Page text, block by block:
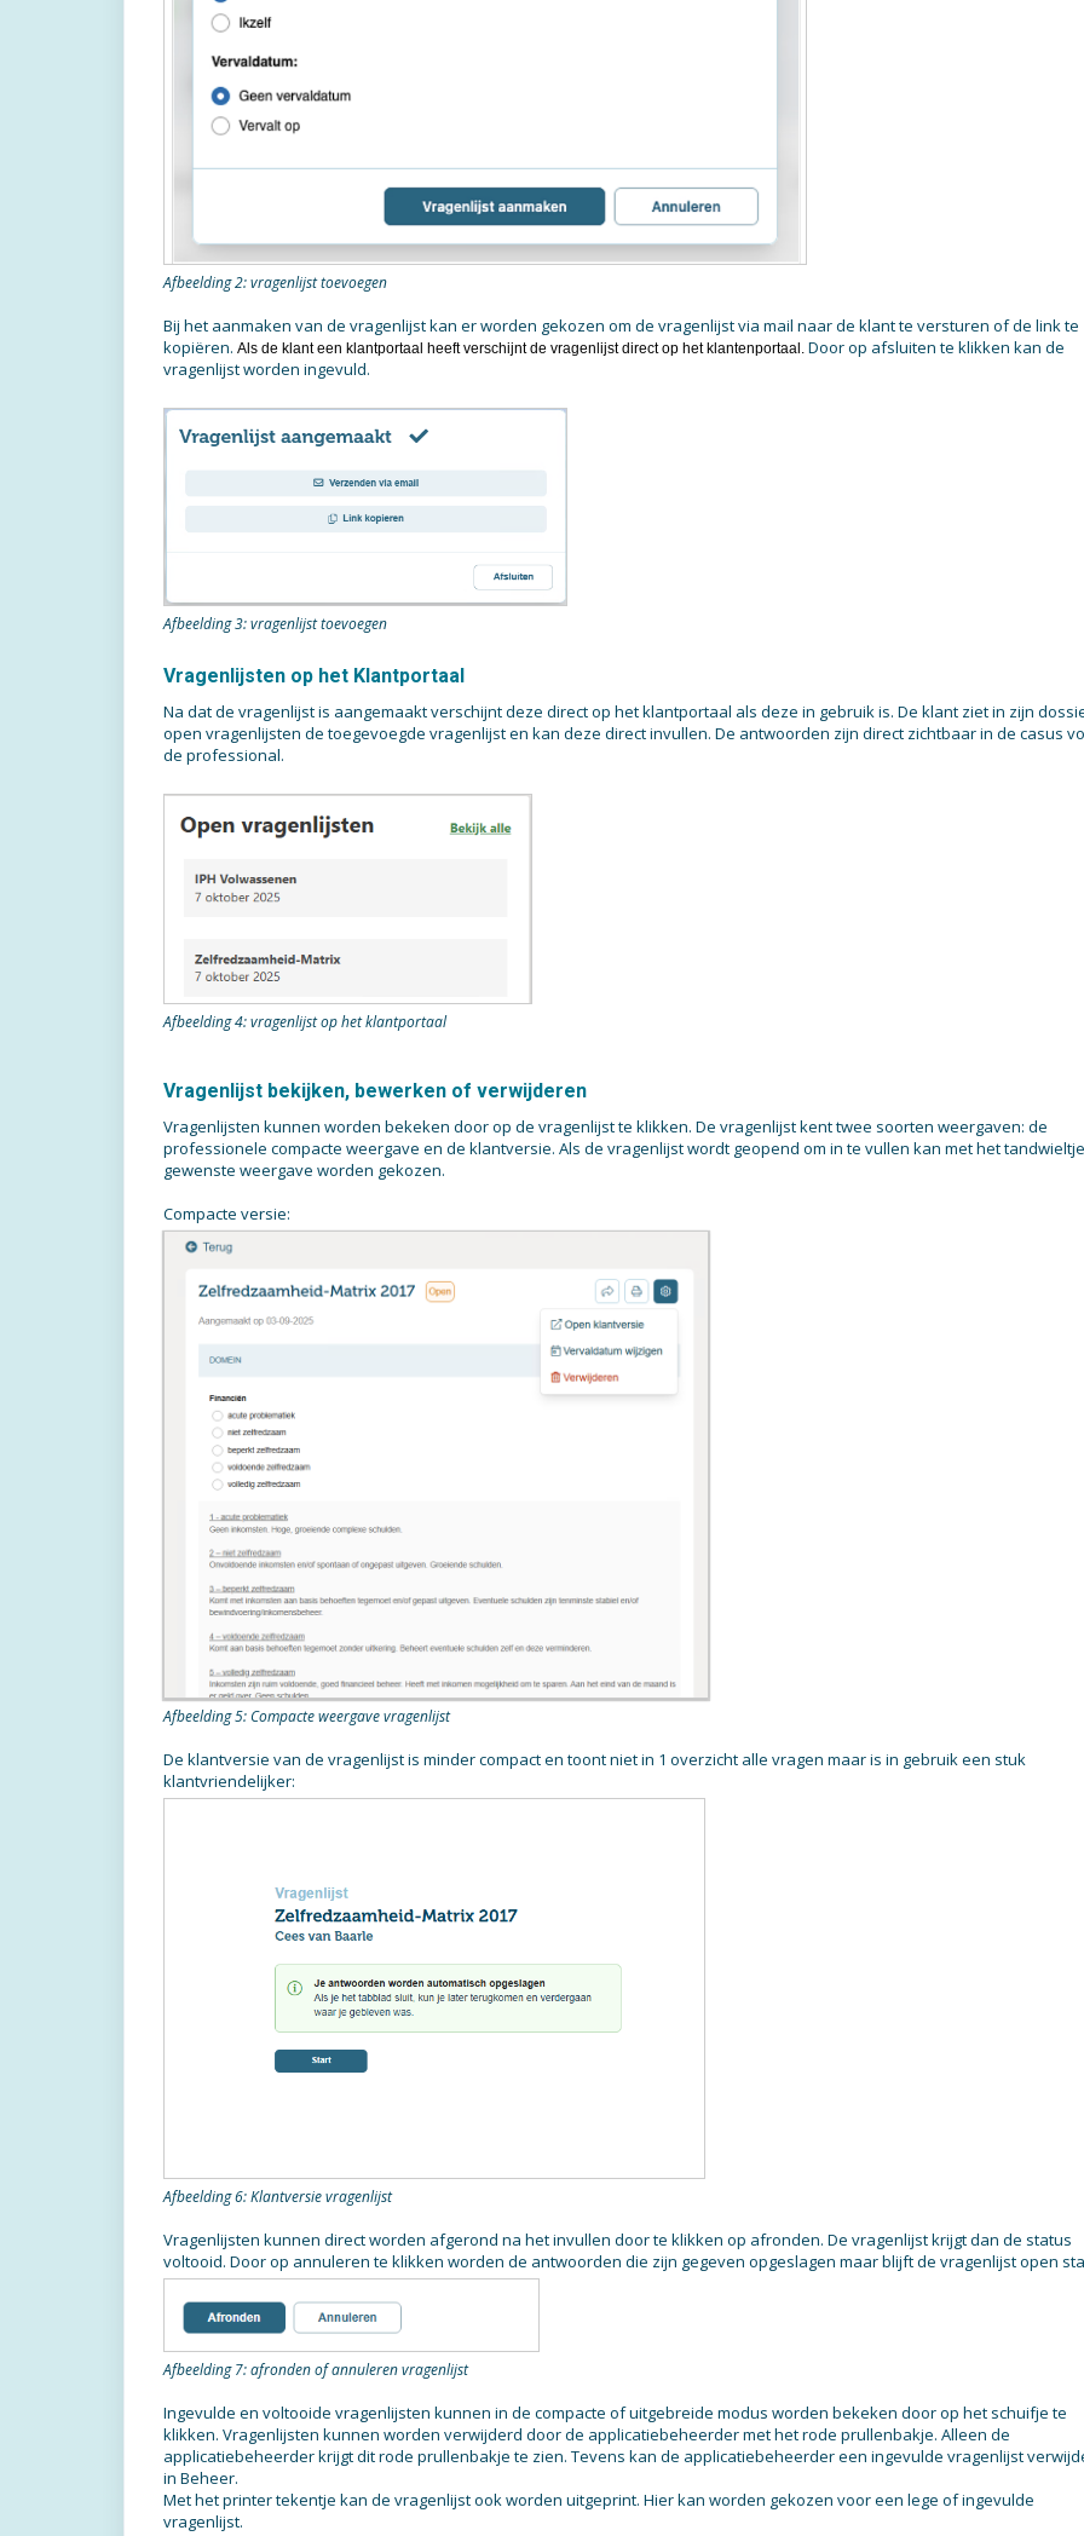
Afbeelding 2: vragenlijst toevoegen
Bij het aanmaken van de vragenlijst kan er worden gekozen om de vragenlijst via mail naar de klant te versturen of de link te
kopiëren. Als de klant een klantportaal heeft verschijnt de vragenlijst direct op het klantenportaal. Door op afsluiten te klikken kan de
vragenlijst worden ingevuld.
Afbeelding 3: vragenlijst toevoegen
Vragenlijsten op het Klantportaal
Na dat de vragenlijst is aangemaakt verschijnt deze direct op het klantportaal als deze in gebruik is. De klant ziet in zijn
open vragenlijsten de toegevoegde vragenlijst en kan deze direct invullen. De antwoorden zijn direct zichtbaar in de casus
de professional.
Afbeelding 4: vragenlijst op het klantportaal
Vragenlijst bekijken, bewerken of verwijderen
Vragenlijsten kunnen worden bekeken door op de vragenlijst te klikken. De vragenlijst kent twee soorten weergaven: de
professionele compacte weergave en de klantversie. Als de vragenlijst wordt geopend om in te vullen kan met het
gewenste weergave worden gekozen.
Compacte versie:
Afbeelding 5: Compacte weergave vragenlijst
De klantversie van de vragenlijst is minder compact en toont niet in 1 overzicht alle vragen maar is in gebruik een stuk
klantvriendelijker:
Afbeelding 6: Klantversie vragenlijst
Vragenlijsten kunnen direct worden afgerond na het invullen door te klikken op afronden. De vragenlijst krijgt dan de status
voltooid. Door op annuleren te klikken worden de antwoorden die zijn gegeven opgeslagen maar blijft de vragenlijst open
Afbeelding 7: afronden of annuleren vragenlijst
Ingevulde en voltooide vragenlijsten kunnen in de compacte of uitgebreide modus worden bekeken door op het schuifje te
klikken. Vragenlijsten kunnen worden verwijderd door de applicatiebeheerder met het rode prullenbakje. Alleen de
applicatiebeheerder krijgt dit rode prullenbakje te zien. Tevens kan de applicatiebeheerder een ingevulde vragenlijst
in Beheer.
Met het printer tekentje kan de vragenlijst ook worden uitgeprint. Hier kan worden gekozen voor een lege of ingevulde
vragenlijst.